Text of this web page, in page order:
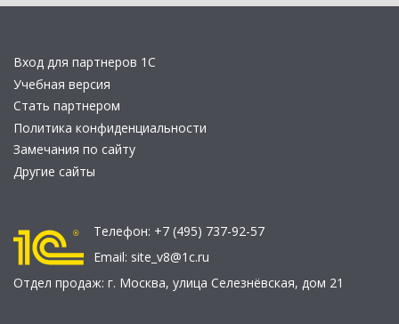
Вход для партнеров 1С
Учебная версия
Стать партнером
Политика конфиденциальности
Замечания по сайту
Другие сайты
Телефон: +7 (495) 737-92-57
Email: site_v8@1c.ru
Отдел продаж: г. Москва, улица Селезнёвская, дом 21